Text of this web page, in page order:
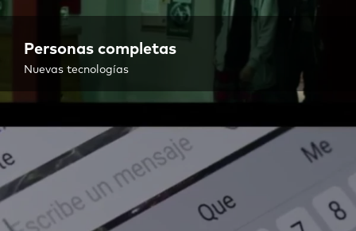
Personas completas
Nuevas tecnologías